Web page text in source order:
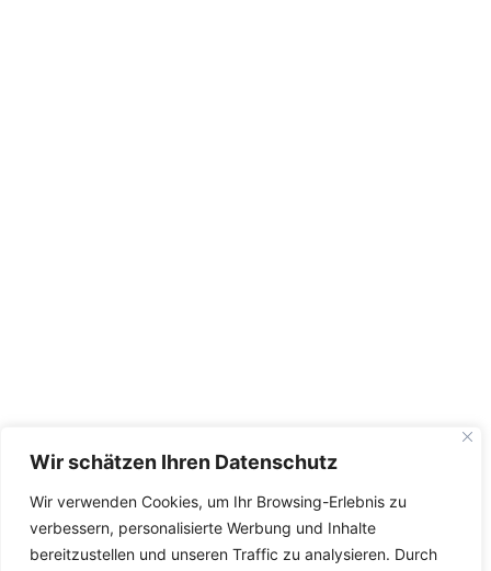
Wir schätzen Ihren Datenschutz
Wir verwenden Cookies, um Ihr Browsing-Erlebnis zu
verbessern, personalisierte Werbung und Inhalte
bereitzustellen und unseren Traffic zu analysieren. Durch